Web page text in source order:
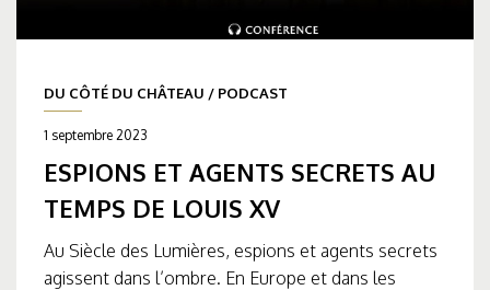
DU CÔTÉ DU CHÂTEAU / PODCAST
1 septembre 2023
ESPIONS ET AGENTS SECRETS AU
TEMPS DE LOUIS XV
Au Siècle des Lumières, espions et agents secrets
agissent dans l’ombre. En Europe et dans les